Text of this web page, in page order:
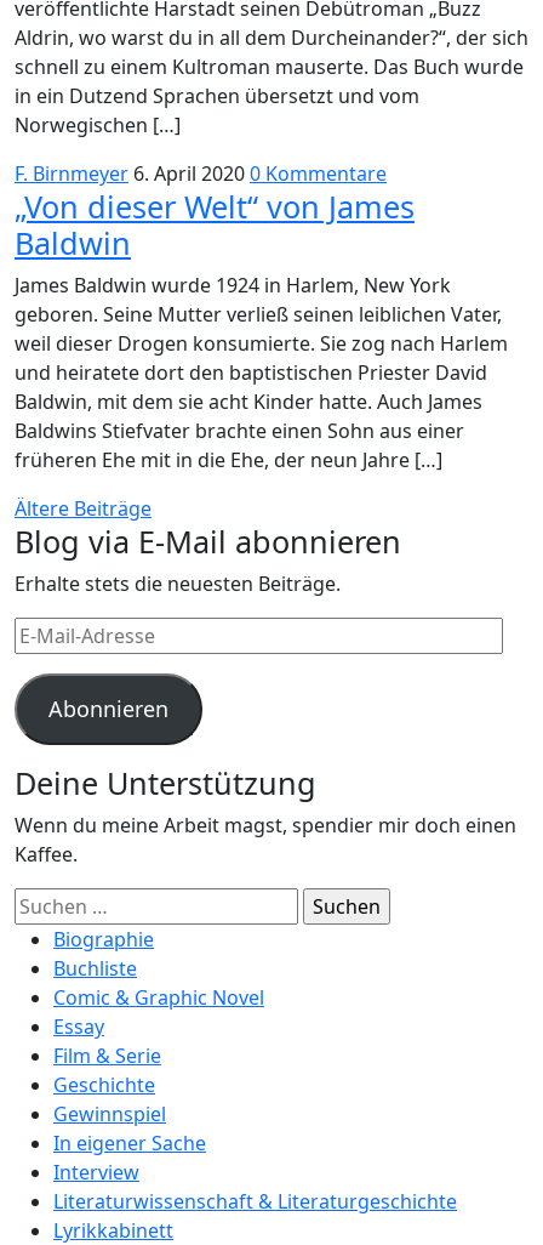
veröffentlichte Harstadt seinen Debütroman „Buzz
Aldrin, wo warst du in all dem Durcheinander?“, der sich
schnell zu einem Kultroman mauserte. Das Buch wurde
in ein Dutzend Sprachen übersetzt und vom
Norwegischen […]
F. Birnmeyer 6. April 20200 Kommentare
„Von dieser Welt“ von James
Baldwin
James Baldwin wurde 1924 in Harlem, New York
geboren. Seine Mutter verließ seinen leiblichen Vater,
weil dieser Drogen konsumierte. Sie zog nach Harlem
und heiratete dort den baptistischen Priester David
Baldwin, mit dem sie acht Kinder hatte. Auch James
Baldwins Stiefvater brachte einen Sohn aus einer
früheren Ehe mit in die Ehe, der neun Jahre […]
Beitragsnavigation
Ältere Beiträge
Blog via E-Mail abonnieren
Erhalte stets die neuesten Beiträge.
E-
Mail-
Adresse
Abonnieren
Deine Unterstützung
Wenn du meine Arbeit magst, spendier mir doch einen
Kaffee.
Suchen
nach:Biographie
Buchliste
Comic & Graphic Novel
Essay
Film & Serie
Geschichte
Gewinnspiel
In eigener Sache
Interview
Literaturwissenschaft & Literaturgeschichte
Lyrikkabinett